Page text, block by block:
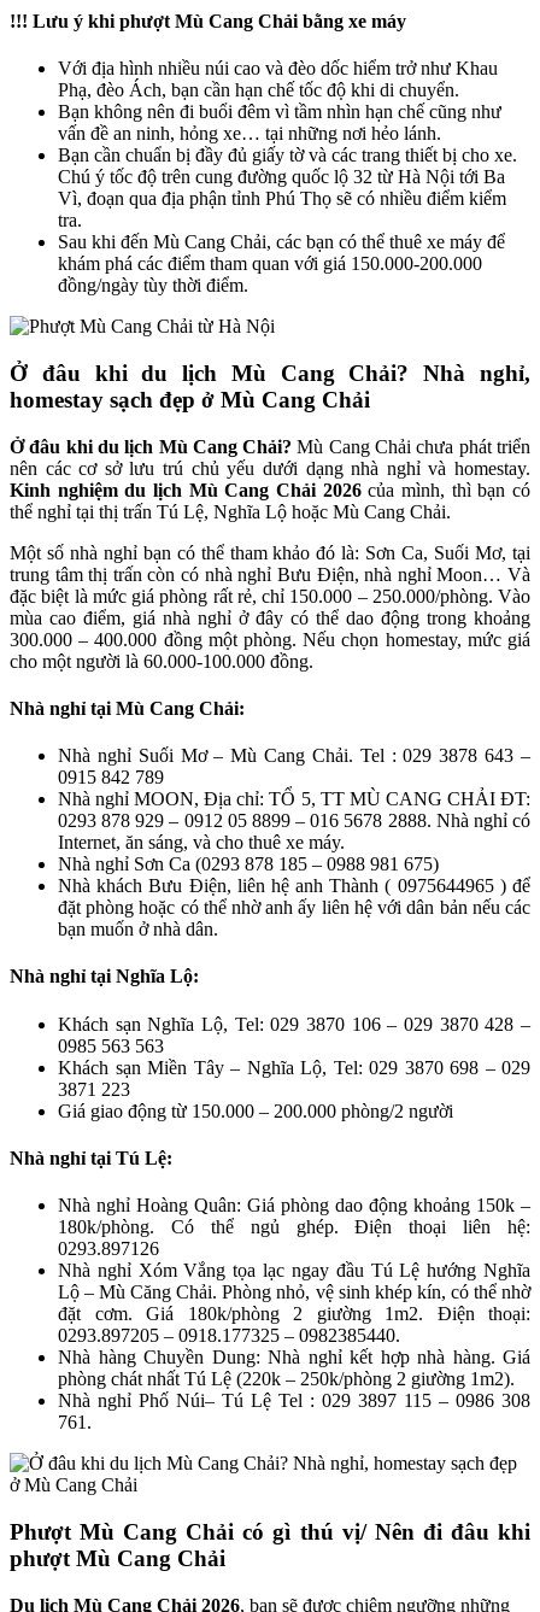
!!! Lưu ý khi phượt Mù Cang Chải bằng xe máy
Với địa hình nhiều núi cao và đèo dốc hiểm trở như Khau
Phạ, đèo Ách, bạn cần hạn chế tốc độ khi di chuyển.
Bạn không nên đi buổi đêm vì tầm nhìn hạn chế cũng như
vấn đề an ninh, hỏng xe… tại những nơi hẻo lánh.
Bạn cần chuẩn bị đầy đủ giấy tờ và các trang thiết bị cho xe.
Chú ý tốc độ trên cung đường quốc lộ 32 từ Hà Nội tới Ba
Vì, đoạn qua địa phận tỉnh Phú Thọ sẽ có nhiều điểm kiểm
tra.
Sau khi đến Mù Cang Chải, các bạn có thể thuê xe máy để
khám phá các điểm tham quan với giá 150.000-200.000
đồng/ngày tùy thời điểm.
Ở đâu khi du lịch Mù Cang Chải? Nhà nghỉ,
homestay sạch đẹp ở Mù Cang Chải
Ở đâu khi du lịch Mù Cang Chải? Mù Cang Chải chưa phát triển
nên các cơ sở lưu trú chủ yếu dưới dạng nhà nghỉ và homestay.
Kinh nghiệm du lịch Mù Cang Chải 2026của mình, thì bạn có
thể nghỉ tại thị trấn Tú Lệ, Nghĩa Lộ hoặc Mù Cang Chải.
Một số nhà nghỉ bạn có thể tham khảo đó là: Sơn Ca, Suối Mơ, tại
trung tâm thị trấn còn có nhà nghỉ Bưu Điện, nhà nghỉ Moon… Và
đặc biệt là mức giá phòng rất rẻ, chỉ 150.000 – 250.000/phòng. Vào
mùa cao điểm, giá nhà nghỉ ở đây có thể dao động trong khoảng
300.000 – 400.000 đồng một phòng. Nếu chọn homestay, mức giá
cho một người là 60.000-100.000 đồng.
Nhà nghỉ tại Mù Cang Chải:
Nhà nghỉ Suối Mơ – Mù Cang Chải. Tel : 029 3878 643 –
0915 842 789
Nhà nghỉ MOON, Địa chỉ: TỔ 5, TT MÙ CANG CHẢI ĐT:
0293 878 929 – 0912 05 8899 – 016 5678 2888. Nhà nghỉ có
Internet, ăn sáng, và cho thuê xe máy.
Nhà nghỉ Sơn Ca (0293 878 185 – 0988 981 675)
Nhà khách Bưu Điện, liên hệ anh Thành ( 0975644965 ) để
đặt phòng hoặc có thể nhờ anh ấy liên hệ với dân bản nếu các
bạn muốn ở nhà dân.
Nhà nghỉ tại Nghĩa Lộ:
Khách sạn Nghĩa Lộ, Tel: 029 3870 106 – 029 3870 428 –
0985 563 563
Khách sạn Miền Tây – Nghĩa Lộ, Tel: 029 3870 698 – 029
3871 223
Giá giao động từ 150.000 – 200.000 phòng/2 người
Nhà nghỉ tại Tú Lệ:
Nhà nghỉ Hoàng Quân: Giá phòng dao động khoảng 150k –
180k/phòng. Có thể ngủ ghép. Điện thoại liên hệ:
0293.897126
Nhà nghỉ Xóm Vắng tọa lạc ngay đầu Tú Lệ hướng Nghĩa
Lộ – Mù Căng Chải. Phòng nhỏ, vệ sinh khép kín, có thể nhờ
đặt cơm. Giá 180k/phòng 2 giường 1m2. Điện thoại:
0293.897205 – 0918.177325 – 0982385440.
Nhà hàng Chuyền Dung: Nhà nghỉ kết hợp nhà hàng. Giá
phòng chát nhất Tú Lệ (220k – 250k/phòng 2 giường 1m2).
Nhà nghỉ Phố Núi– Tú Lệ Tel : 029 3897 115 – 0986 308
761.
Phượt Mù Cang Chải có gì thú vị/ Nên đi đâu khi
phượt Mù Cang Chải
Du lịch Mù Cang Chải 2026, bạn sẽ được chiêm ngưỡng những